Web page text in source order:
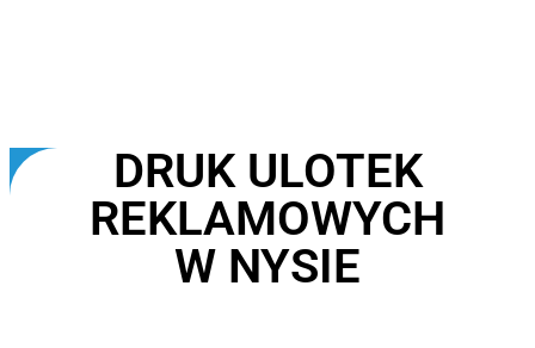
DRUK ULOTEK
REKLAMOWYCH
W NYSIE